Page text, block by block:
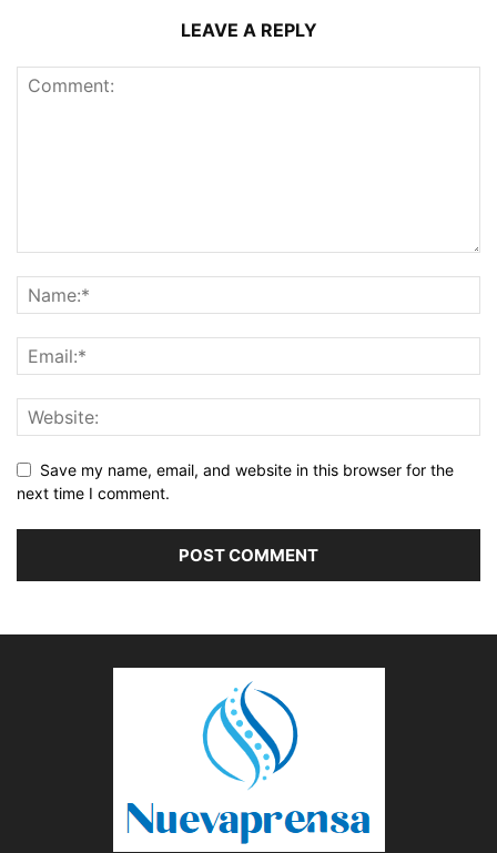
LEAVE A REPLY
Save my name, email, and website in this browser for the
next time I comment.